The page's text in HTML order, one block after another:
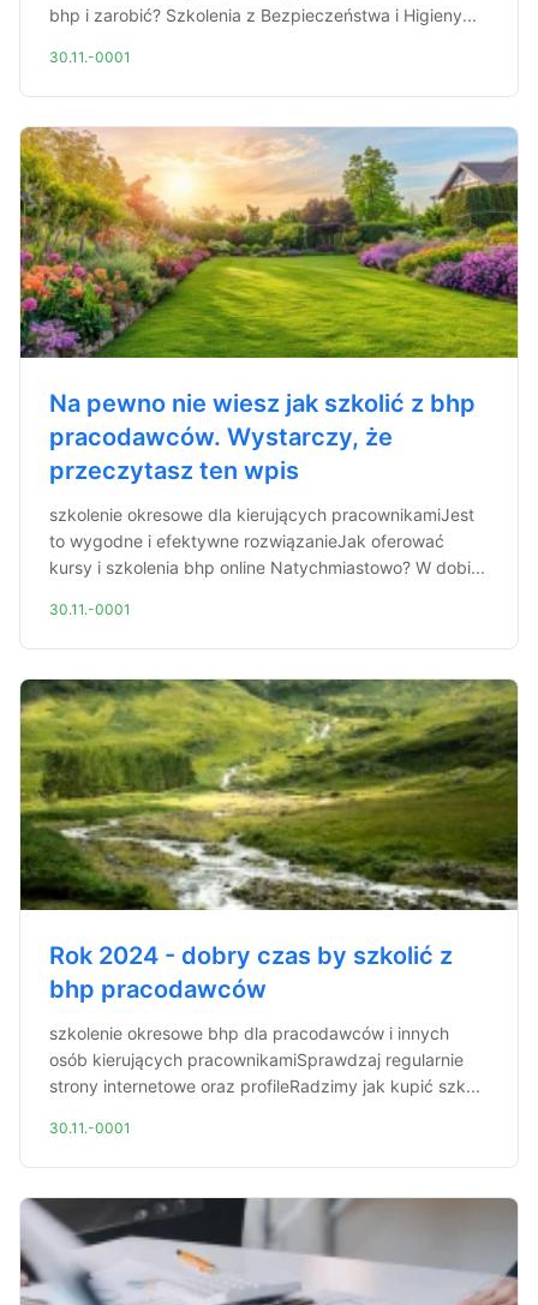
bhp i zarobić? Szkolenia z Bezpieczeństwa i Higieny...
30.11.-0001
Na pewno nie wiesz jak szkolić z bhp
pracodawców. Wystarczy, że
przeczytasz ten wpis
szkolenie okresowe dla kierujących pracownikamiJest
to wygodne i efektywne rozwiązanieJak oferować
kursy i szkolenia bhp online Natychmiastowo? W dobi...
30.11.-0001
Rok 2024 - dobry czas by szkolić z
bhp pracodawców
szkolenie okresowe bhp dla pracodawców i innych
osób kierujących pracownikamiSprawdzaj regularnie
strony internetowe oraz profileRadzimy jak kupić szk...
30.11.-0001